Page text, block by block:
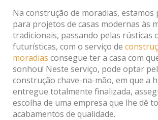
Na construção de moradias, estamos
para projetos de casas modernas às
tradicionais, passando pelas rústicas
futurísticas, com o serviço de
moradias consegue ter a casa com
sonhou! Neste serviço, pode optar
construção chave-na-mão, em que a
entregue totalmente finalizada,
escolha de uma empresa que lhe dê
acabamentos de qualidade.